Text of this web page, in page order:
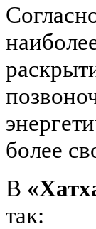
более
В
так: